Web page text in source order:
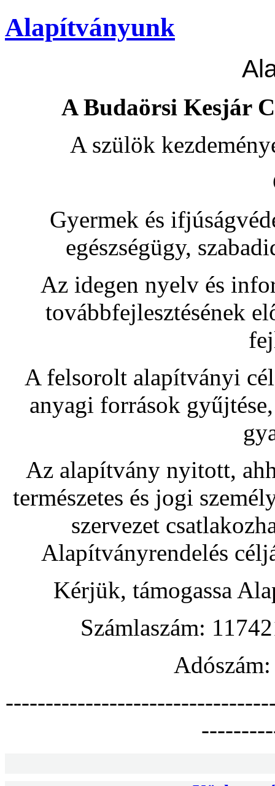
Alapítványunk
A Budaörsi Kesjár
A szülök
Gyermek és
egészségügy,
Az idegen nyelv és
továbbfejlesztésének
A felsorolt alapítványi
anyagi források
Az alapítvány nyitott,
természetes és jogi
szervezet
Alapítványrendelés
Kérjük, támogassa
Számlaszám: